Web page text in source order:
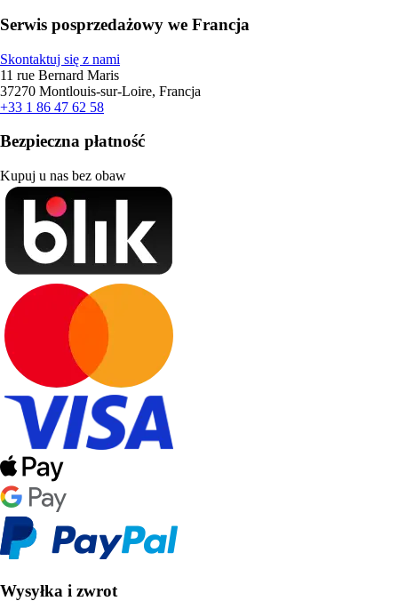
Serwis posprzedażowy we Francja
Skontaktuj się z nami
11 rue Bernard Maris
37270 Montlouis-sur-Loire, Francja
+33 1 86 47 62 58
Bezpieczna płatność
Kupuj u nas bez obaw
Wysyłka i zwrot